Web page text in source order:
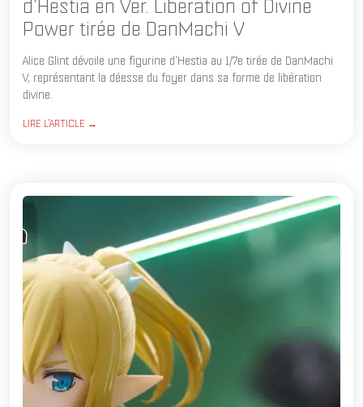
d'Hestia en Ver. Liberation of Divine
Power tirée de DanMachi V
Alice Glint dévoile une figurine d'Hestia au 1/7e tirée de DanMachi
V, représentant la déesse du foyer dans sa forme de libération
divine.
LIRE L'ARTICLE →